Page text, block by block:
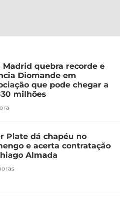
Madrid quebra recorde e
Diomande em
que pode chegar a
milhões
Plate dá chapéu no
e acerta contratação
Almada